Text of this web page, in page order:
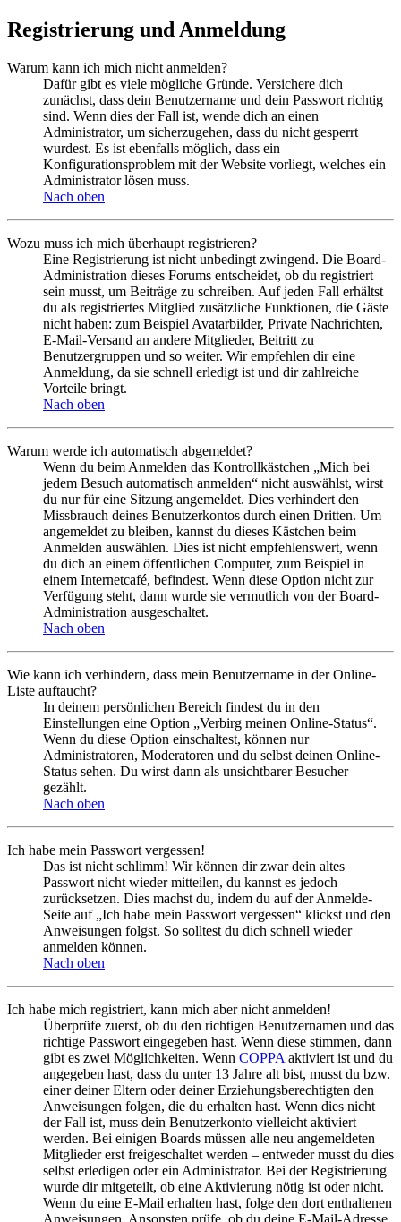
Registrierung und Anmeldung
Warum kann ich mich nicht anmelden?
Dafür gibt es viele mögliche Gründe. Versichere dich
zunächst, dass dein Benutzername und dein Passwort richtig
sind. Wenn dies der Fall ist, wende dich an einen
Administrator, um sicherzugehen, dass du nicht gesperrt
wurdest. Es ist ebenfalls möglich, dass ein
Konfigurationsproblem mit der Website vorliegt, welches ein
Administrator lösen muss.
Nach oben
Wozu muss ich mich überhaupt registrieren?
Eine Registrierung ist nicht unbedingt zwingend. Die Board-
Administration dieses Forums entscheidet, ob du registriert
sein musst, um Beiträge zu schreiben. Auf jeden Fall erhältst
du als registriertes Mitglied zusätzliche Funktionen, die Gäste
nicht haben: zum Beispiel Avatarbilder, Private Nachrichten,
E-Mail-Versand an andere Mitglieder, Beitritt zu
Benutzergruppen und so weiter. Wir empfehlen dir eine
Anmeldung, da sie schnell erledigt ist und dir zahlreiche
Vorteile bringt.
Nach oben
Warum werde ich automatisch abgemeldet?
Wenn du beim Anmelden das Kontrollkästchen „Mich bei
jedem Besuch automatisch anmelden“ nicht auswählst, wirst
du nur für eine Sitzung angemeldet. Dies verhindert den
Missbrauch deines Benutzerkontos durch einen Dritten. Um
angemeldet zu bleiben, kannst du dieses Kästchen beim
Anmelden auswählen. Dies ist nicht empfehlenswert, wenn
du dich an einem öffentlichen Computer, zum Beispiel in
einem Internetcafé, befindest. Wenn diese Option nicht zur
Verfügung steht, dann wurde sie vermutlich von der Board-
Administration ausgeschaltet.
Nach oben
Wie kann ich verhindern, dass mein Benutzername in der Online-
Liste auftaucht?
In deinem persönlichen Bereich findest du in den
Einstellungen eine Option „Verbirg meinen Online-Status“.
Wenn du diese Option einschaltest, können nur
Administratoren, Moderatoren und du selbst deinen Online-
Status sehen. Du wirst dann als unsichtbarer Besucher
gezählt.
Nach oben
Ich habe mein Passwort vergessen!
Das ist nicht schlimm! Wir können dir zwar dein altes
Passwort nicht wieder mitteilen, du kannst es jedoch
zurücksetzen. Dies machst du, indem du auf der Anmelde-
Seite auf „Ich habe mein Passwort vergessen“ klickst und den
Anweisungen folgst. So solltest du dich schnell wieder
anmelden können.
Nach oben
Ich habe mich registriert, kann mich aber nicht anmelden!
Überprüfe zuerst, ob du den richtigen Benutzernamen und das
richtige Passwort eingegeben hast. Wenn diese stimmen, dann
gibt es zwei Möglichkeiten. Wenn COPPA aktiviert ist und du
angegeben hast, dass du unter 13 Jahre alt bist, musst du bzw.
einer deiner Eltern oder deiner Erziehungsberechtigten den
Anweisungen folgen, die du erhalten hast. Wenn dies nicht
der Fall ist, muss dein Benutzerkonto vielleicht aktiviert
werden. Bei einigen Boards müssen alle neu angemeldeten
Mitglieder erst freigeschaltet werden – entweder musst du dies
selbst erledigen oder ein Administrator. Bei der Registrierung
wurde dir mitgeteilt, ob eine Aktivierung nötig ist oder nicht.
Wenn du eine E-Mail erhalten hast, folge den dort enthaltenen
Anweisungen. Ansonsten prüfe, ob du deine E-Mail-Adresse